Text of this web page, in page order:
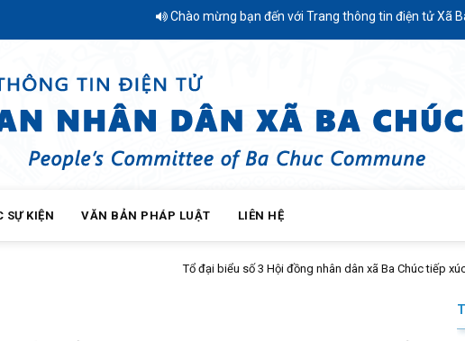
Chào mừng bạn đến với Trang thông tin điện tử Xã Ba Chúc
SỰ KIỆN VĂN BẢN PHÁP LUẬT LIÊN HỆ
nhân dân xã Ba Chúc tiếp xúc cử tri sau kỳ họp thường lệ giữa năm 2026